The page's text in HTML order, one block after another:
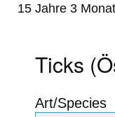
15 Jahre 3
Ticks
Art/Species